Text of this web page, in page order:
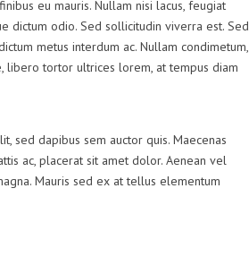
eu mauris. Nullam nisi lacus, feugiat
dictum odio. Sed sollicitudin viverra est. Sed
metus interdum ac. Nullam condimetum,
tortor ultrices lorem, at tempus diam
sed dapibus sem auctor quis. Maecenas
ac, placerat sit amet dolor. Aenean vel
Mauris sed ex at tellus elementum